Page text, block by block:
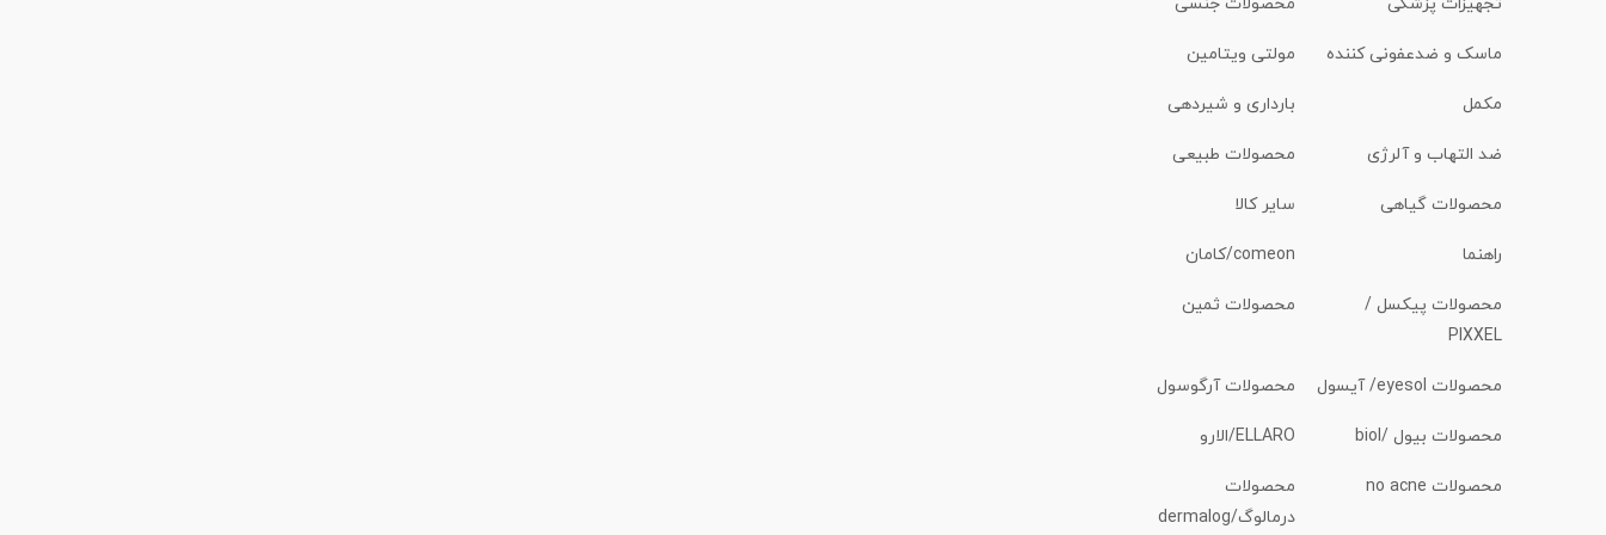
تجهیزات پزشکی محصولات جنسی
ماسک و ضدعفونی کننده مولتی ویتامین
مکمل بارداری و شیردهی
ضد التهاب و آلرژی محصولات طبیعی
محصولات گیاهی سایر کالا
راهنما comeon/کامان
محصولات پیکسل /
PIXXEL
محصولات ثمین
محصولات eyesol/ آیسول محصولات آرگوسول
محصولات بیول /biol ELLARO/الارو
محصولات no acne
محصولات
درمالوگ/dermalog